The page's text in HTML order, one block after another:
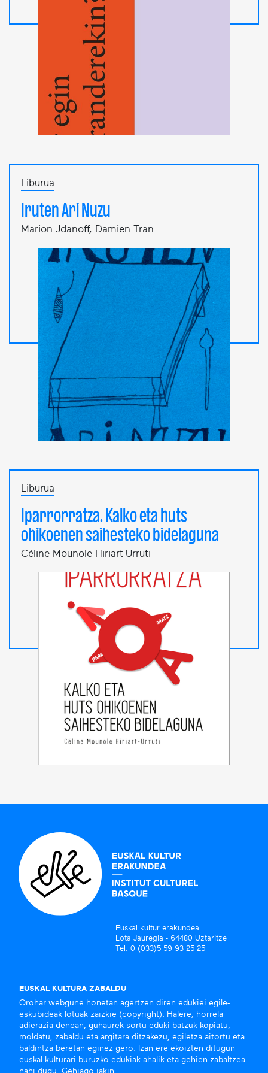
Liburua
Iruten Ari Nuzu
Marion Jdanoff, Damien Tran
Liburua
Iparrorratza. Kalko eta huts
ohikoenen saihesteko bidelaguna
Céline Mounole Hiriart-Urruti
Euskal kultur erakundea
Lota Jauregia - 64480 Uztaritze
Tel: 0 (033)5 59 93 25 25
EUSKAL KULTURA ZABALDU
Orohar webgune honetan agertzen diren edukiei egile-
eskubideak lotuak zaizkie (copyright). Halere, horrela
adierazia denean, guhaurek sortu eduki batzuk kopiatu,
moldatu, zabaldu eta argitara ditzakezu, egiletza aitortu eta
baldintza beretan eginez gero. Izan ere ekoizten ditugun
euskal kulturari buruzko edukiak ahalik eta gehien zabaltzea
nahi dugu. Gehiago jakin